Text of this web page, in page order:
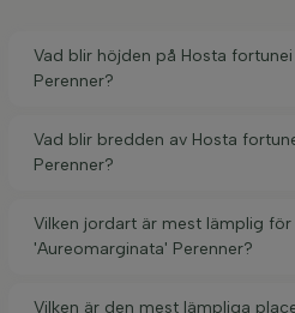
Vad blir höjden på Hosta
Perenner?
Vad blir bredden av Hosta
Perenner?
Vilken jordart är mest lämplig
'Aureomarginata' Perenner?
Vilken är den mest lämpliga